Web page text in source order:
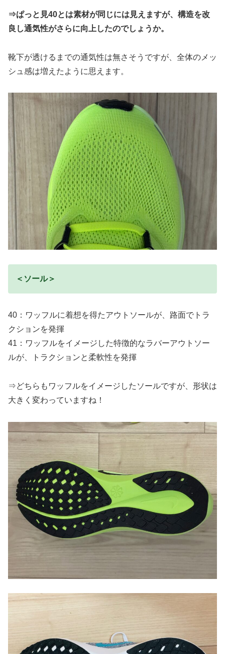
⇒ぱっと見40とは素材が同じには見えますが、構造を改
良し通気性がさらに向上したのでしょうか。
靴下が透けるまでの通気性は無さそうですが、全体のメッ
シュ感は増えたように思えます。
＜ソール＞
40：ワッフルに着想を得たアウトソールが、路面でトラ
クションを発揮
41：ワッフルをイメージした特徴的なラバーアウトソー
ルが、トラクションと柔軟性を発揮
⇒どちらもワッフルをイメージしたソールですが、形状は
大きく変わっていますね！